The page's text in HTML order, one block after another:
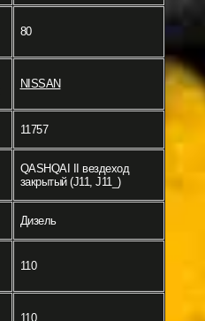
80
NISSAN
11757
QASHQAI II вездеход
закрытый (J11, J11_)
Дизель
110
110